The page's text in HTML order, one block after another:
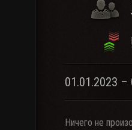
01.01.2023 –
Ничего не